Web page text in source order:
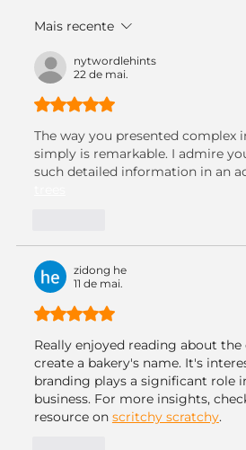
Sugestões de Como
Mais recente
nytwordlehints
22 de mai.
Avaliado com 5 de 5 estrelas.
The way you presented complex
simply is remarkable. I admire
such detailed information in an
zidong he
11 de mai.
Avaliado com 5 de 5 estrelas.
Really enjoyed reading about the
create a bakery's name. It's
branding plays a significant role
business. For more insights,
resource on scritchy scratchy.